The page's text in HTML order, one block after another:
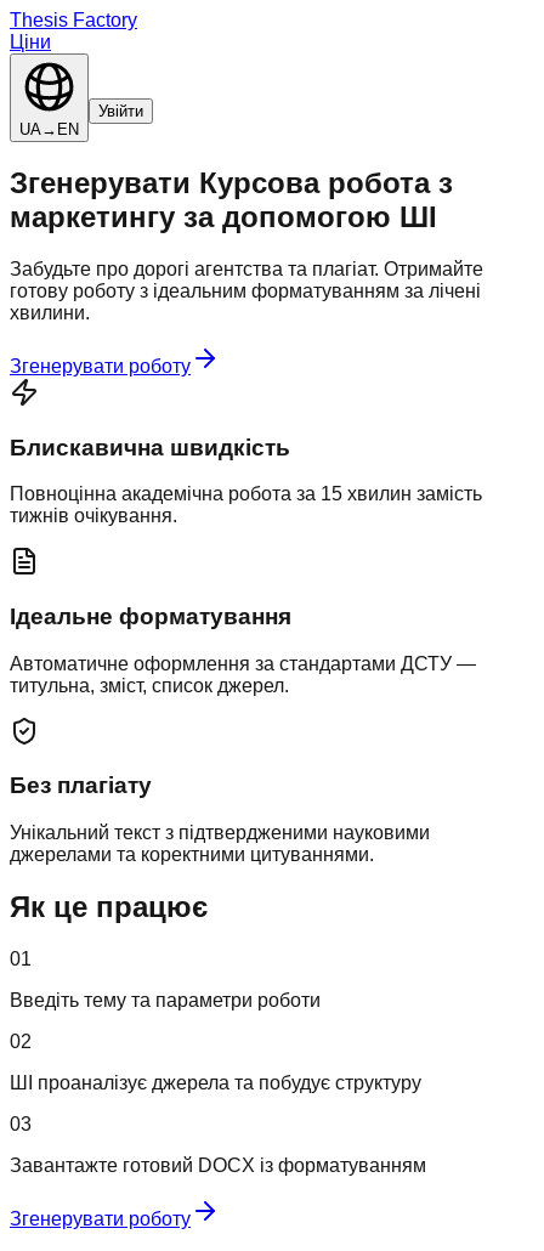
Thesis Factory
Ціни
UA→ EN
Увійти
Згенерувати Курсова робота з
маркетингу за допомогою ШІ
Забудьте про дорогі агентства та плагіат. Отримайте
готову роботу з ідеальним форматуванням за лічені
хвилини.
Згенерувати роботу
Блискавична швидкість
Повноцінна академічна робота за 15 хвилин замість
тижнів очікування.
Ідеальне форматування
Автоматичне оформлення за стандартами ДСТУ —
титульна, зміст, список джерел.
Без плагіату
Унікальний текст з підтвердженими науковими
джерелами та коректними цитуваннями.
Як це працює
01
Введіть тему та параметри роботи
02
ШІ проаналізує джерела та побудує структуру
03
Завантажте готовий DOCX із форматуванням
Згенерувати роботу